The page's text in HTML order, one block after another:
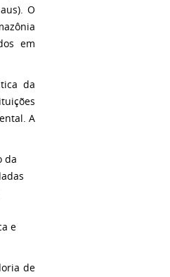
O
em
da
A
da
e
de